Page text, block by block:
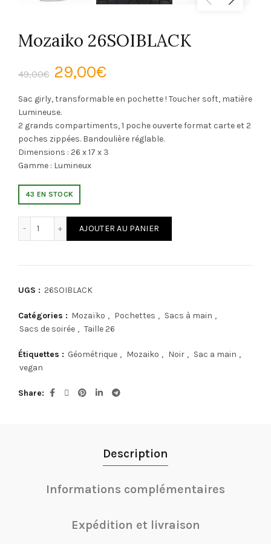
Mozaiko 26SOIBLACK
49,00€ Le
prix
initial
était :
29,00€Le
prix
actuel
est :
Sac girly, transformable en pochette ! Toucher soft, matière
Lumineuse.
2 grands compartiments, 1 poche ouverte format carte et 2
poches zippées. Bandoulière réglable.
Dimensions : 26 x 17 x 3
Gamme : Lumineux
43 EN STOCK
AJOUTER AU PANIER
UGS : 26SOIBLACK
Catégories : Mozaïko , Pochettes , Sacs à main ,
Sacs de soirée , Taille 26
Étiquettes : Géométrique , Mozaiko , Noir , Sac a main ,
vegan
Share
Description
Informations complémentaires
Expédition et livraison